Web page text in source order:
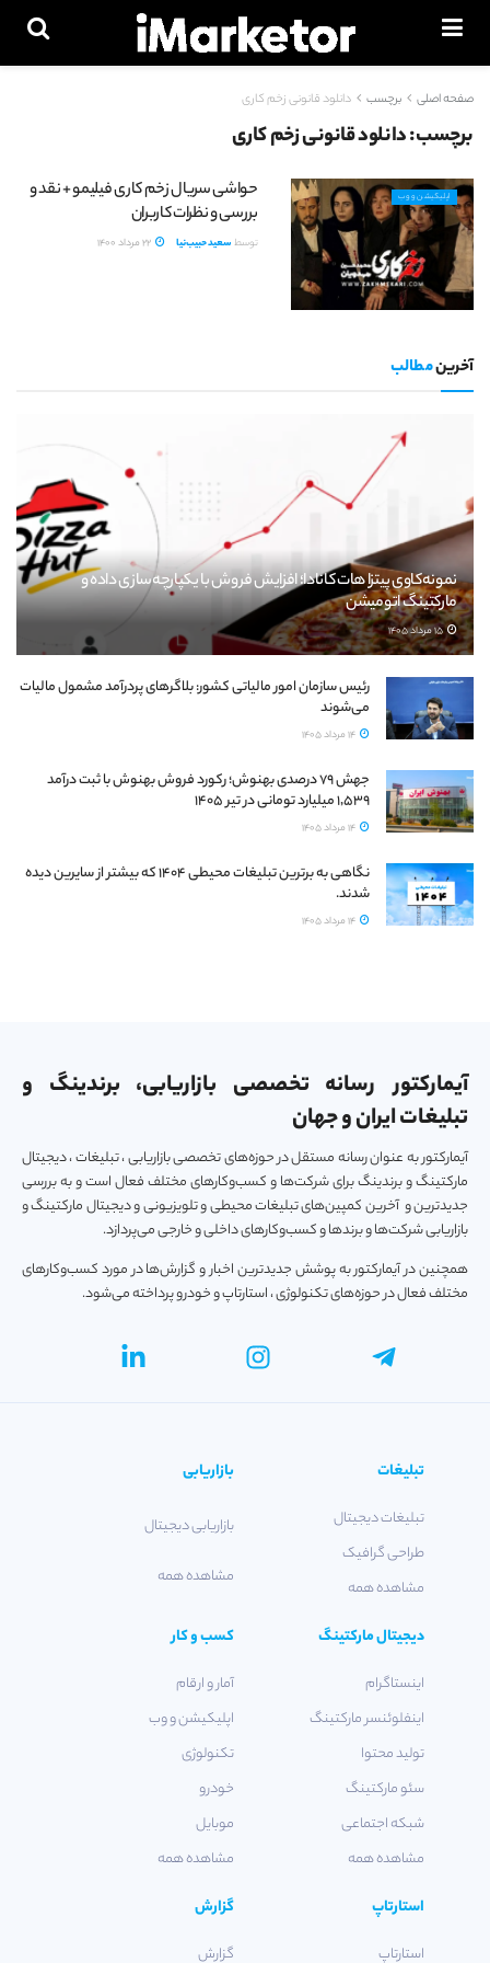
صفحه اصلی برچسب دانلود قانونی زخم کاری
برچسب:دانلود قانونی زخم کاری
اپلیکیشن و وب
حواشی سریال زخم کاری فیلیمو + نقد و
بررسی و نظرات کاربران
توسط سعید حبیب‌نیا 22 مرداد 1400
آخرینمطالب
نمونه‌کاوی پیتزا هات کانادا؛ افزایش فروش با یکپارچه‌سازی داده و
مارکتینگ اتومیشن
15 مرداد 1405
رئیس سازمان امور مالیاتی کشور: بلاگرهای پردرآمد مشمول مالیات
می‌شوند
جهش ۷۹ درصدی بهنوش؛ رکورد فروش بهنوش با ثبت درآمد
۱٬۵۳۹ میلیارد تومانی در تیر ۱۴۰۵
نگاهی به برترین تبلیغات محیطی ۱۴۰۴ که بیشتر از سایرین دیده
شدند.
آیمارکتور رسانه تخصصی بازاریابی، برندینگ و
تبلیغات ایران و جهان
آیمارکتور به عنوان رسانه مستقل در حوزه‌های تخصصی بازاریابی ، تبلیغات ، دیجیتال
مارکتینگ و برندینگ برای شرکت‌ها و کسب‌و‌کارهای مختلف فعال است و به بررسی
جدیدترین و آخرین کمپین‌های تبلیغات محیطی و تلویزیونی و دیجیتال مارکتینگ و
بازاریابی شرکت‌ها و برندها و کسب‌و‌کارهای داخلی و خارجی می‌پردازد.
همچنین در آیمارکتور به پوشش جدیدترین اخبار و گزارش‌ها در مورد کسب‌و‎کارهای
مختلف فعال در حوزه‌های تکنولوژی ، استارتاپ و خودرو پرداخته می‌شود.
تبلیغات
تبلیغات دیجیتال
طراحی گرافیک
مشاهده همه
بازاریابی
بازاریابی دیجیتال
مشاهده همه
دیجیتال مارکتینگ
اینستاگرام
اینفلوئنسر مارکتینگ
تولید محتوا
سئو مارکتینگ
شبکه اجتماعی
مشاهده همه
کسب و کار
آمار و ارقام
اپلیکیشن و وب
تکنولوژی
خودرو
موبایل
مشاهده همه
استارتاپ
استارتاپ
گزارش
گزارش